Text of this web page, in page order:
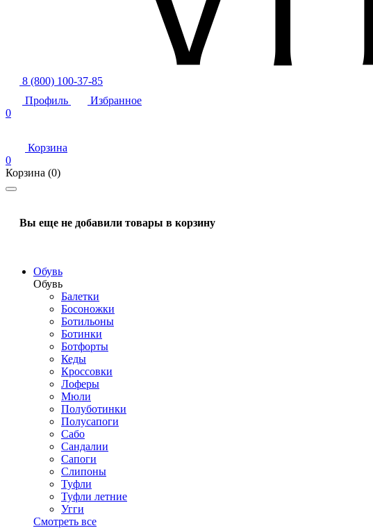
8 (800) 100-37-85
Профиль
Избранное
0
Корзина
0
Корзина (0)
Вы еще не добавили товары в корзину
Обувь
Обувь
Балетки
Босоножки
Ботильоны
Ботинки
Ботфорты
Кеды
Кроссовки
Лоферы
Мюли
Полуботинки
Полусапоги
Сабо
Сандалии
Сапоги
Слипоны
Туфли
Туфли летние
Угги
Смотреть все